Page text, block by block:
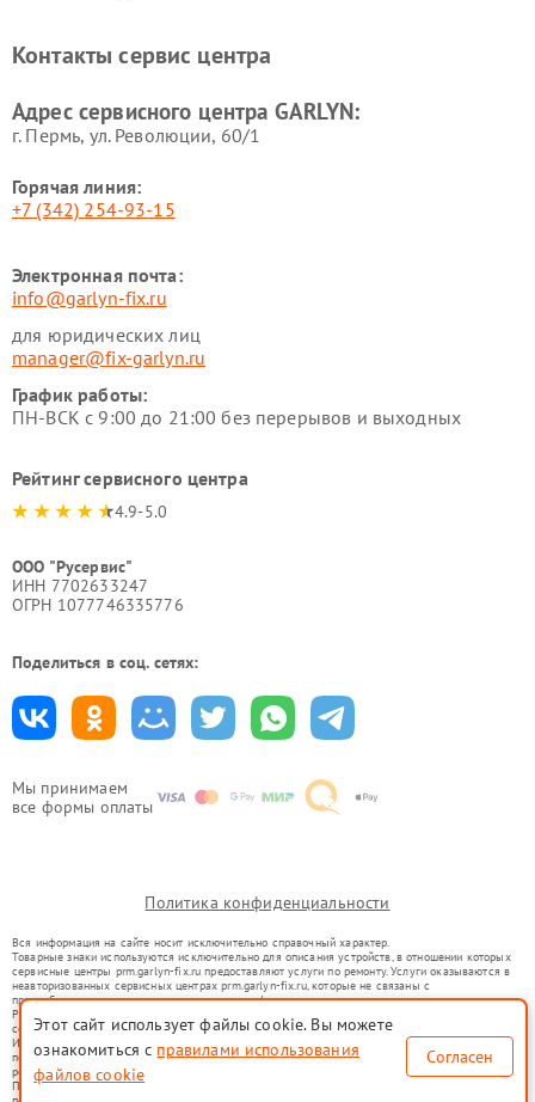
Мы принимаем
все формы оплаты
стеклоочистителей GARLYN
GARLYN
GARLYN
Контакты сервис центра
Адрес сервисного центра GARLYN:
г. Пермь, ул. ​Революции, 60/1
Горячая линия:
+7 (342) 254-93-15
Электронная почта:
info@garlyn-fix.ru
для юридических лиц
manager@fix-garlyn.ru
График работы:
ПН-ВСК с 9:00 до 21:00 без перерывов и выходных
Рейтинг сервисного центра
4.9-5.0
ООО "Русервис"
ИНН 7702633247
ОГРН 1077746335776
Поделиться в соц. сетях:
Политика конфиденциальности
Вся информация на сайте носит исключительно справочный характер.
Товарные знаки используются исключительно для описания устройств, в отношении которых
сервисные центры prm.garlyn-fix.ru предоставляют услуги по ремонту. Услуги оказываются в
неавторизованных сервисных центрах prm.garlyn-fix.ru, которые не связаны с
правообладателями товарных знаков или их официальными представителями.
Ремонт осуществляется для устройств, уже введенных в гражданский оборот в соответствии
со статьей 1487 ГК РФ.
Использование товарных знаков не преследует цели индивидуализации услуг или введения
потребителей в заблуждение, а служит для информирования о предоставляемых услугах по
ремонту техники указанных брендов.
Представленная на сайте информация не является публичной офертой, определяемой
Этот сайт использует файлы cookie. Вы можете
ознакомиться с правилами использования
файлов cookie
Согласен